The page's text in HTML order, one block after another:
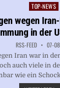
Posted
TOP-NEWS
wegen
in der
RSS-FEED 07-
Iran war in
auch viele in
wie ein